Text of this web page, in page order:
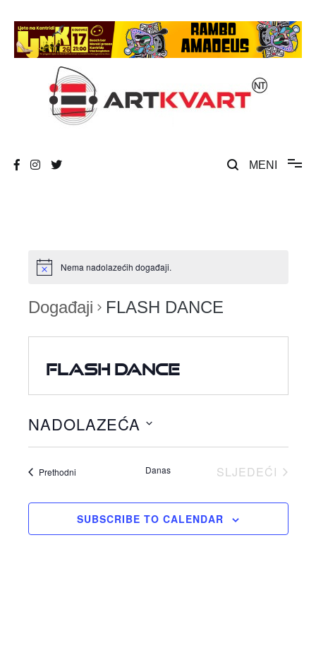
content
MENI
Nema nadolazećih događaji.
Događaji FLASH DANCE
FLASH DANCE
NADOLAZEĆA
PrethodniDogađaji Danas
SLJEDEĆI
SUBSCRIBE TO CALENDAR